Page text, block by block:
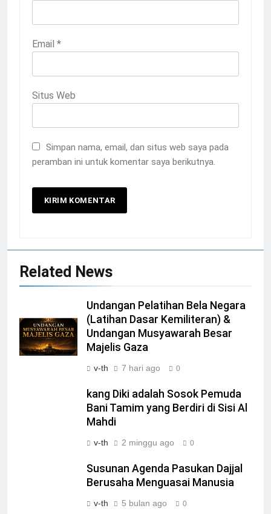
Email *
Situs Web
Simpan nama, email, dan situs web saya pada
peramban ini untuk komentar saya berikutnya.
Related News
Undangan Pelatihan Bela Negara
(Latihan Dasar Kemiliteran) &
Undangan Musyawarah Besar
Majelis Gaza
v-th 7 hari ago 0
kang Diki adalah Sosok Pemuda
Bani Tamim yang Berdiri di Sisi Al
Mahdi
v-th 2 minggu ago 0
Susunan Agenda Pasukan Dajjal
Berusaha Menguasai Manusia
v-th 5 bulan ago 0